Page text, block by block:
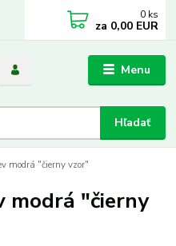
Menu
Hľadať
0 ks
za 0,00 EUR
modrá "čierny vzor"
modrá "čierny